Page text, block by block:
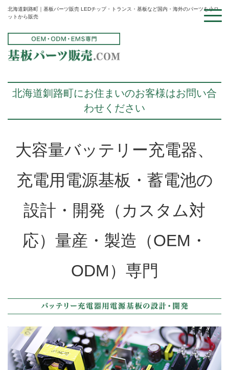
北海道釧路町｜基板パーツ販売 LEDチップ・トランス・基板など国内・海外のパーツを小ロ
ットから販売
北海道釧路町にお住まいのお客様はお問い合
わせください
大容量バッテリー充電器、
充電用電源基板・蓄電池の
設計・開発（カスタム対
応）量産・製造 （OEM・
ODM）専門